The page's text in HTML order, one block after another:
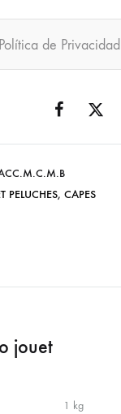
de Privacidad
PELUCHES, CAPES
jouet
1 kg